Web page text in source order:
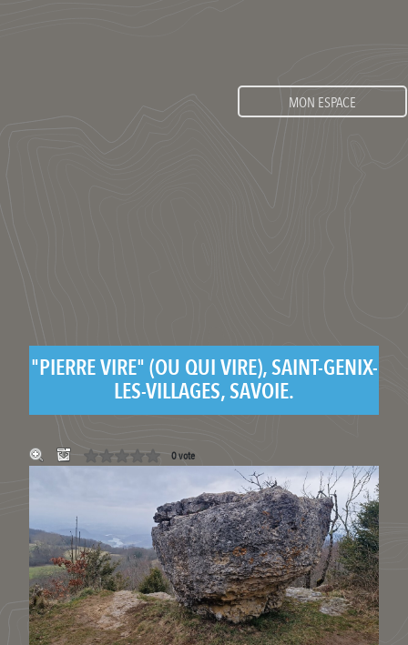
MON ESPACE
"PIERRE VIRE" (OU QUI VIRE), SAINT-GENIX-
LES-VILLAGES, SAVOIE.
0 vote